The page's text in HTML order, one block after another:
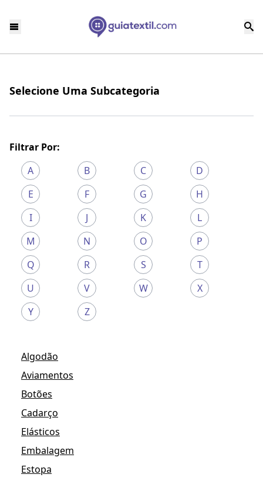
Selecione Uma Subcategoria
Filtrar Por:
A
B C
D
E
F G
H
I
J K
L
M
N O
P
Q
R S
T
U
V W
X
Y
Z
Algodão
Aviamentos
Botões
Cadarço
Elásticos
Embalagem
Estopa